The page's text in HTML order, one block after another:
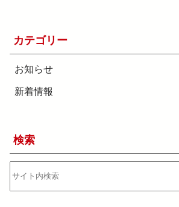
カテゴリー
お知らせ
新着情報
検索
索